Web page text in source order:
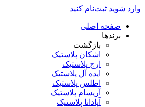
وارد شوید ثبت‌نام کنید
صفحه اصلی
برندها
بازگشت
اشکان پلاستیک
ارج پلاستیک
ایده آل پلاستیک
اطلس پلاستیک
آریسام پلاستیک
آپادانا پلاستیک